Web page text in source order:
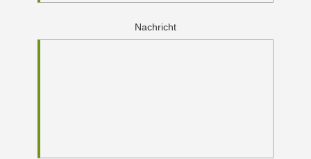
Nachricht